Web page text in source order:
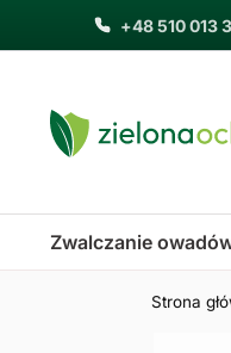
+48 510 013
Zwalczanie
Strona